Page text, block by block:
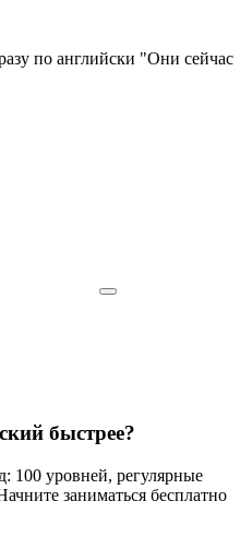
по английски "Они сейчас
быстрее?
100 уровней, регулярные
заниматься бесплатно